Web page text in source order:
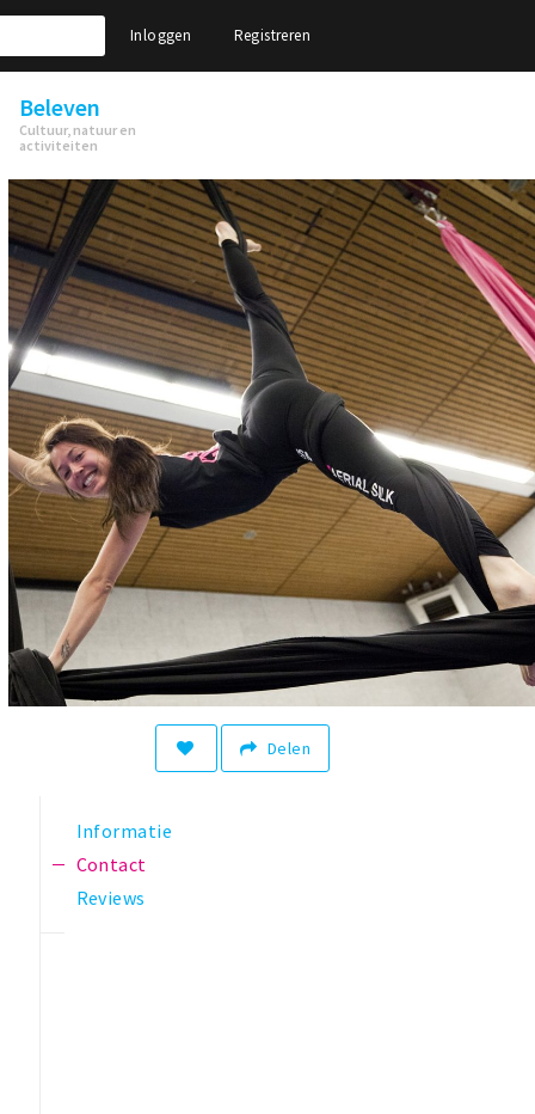
Inloggen Registreren
Beleven
Cultuur, natuur en
activiteiten
Delen
Informatie
Contact
Reviews